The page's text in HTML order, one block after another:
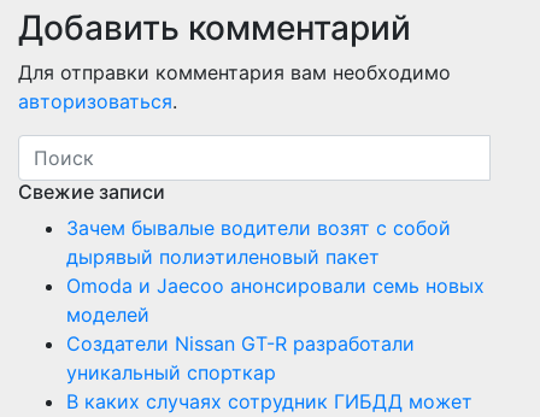
Добавить комментарий
Для отправки комментария вам необходимо
авторизоваться.
Свежие записи
Зачем бывалые водители возят с собой
дырявый полиэтиленовый пакет
Оmoda и Jaecoo анонсировали семь новых
моделей
Создатели Nissan GT-R разработали
уникальный спорткар
В каких случаях сотрудник ГИБДД может